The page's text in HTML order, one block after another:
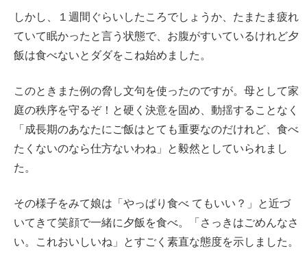
しかし、１週間ぐらいしたころでしょうか、たまたま疲れ
ていて眠かったと言う状態で、お腹がすいているけれど夕
飯は食べないとダダをこね始めました。
このときまた例の脅し文句を使ったのですが。母として家
庭の秩序を守るぞ！と硬く決意を固め、動揺することなく
「成長期のあなたにご飯はとても重要なのだけれど、食べ
たくないのなら仕方ないわね」と毅然としていられまし
た。
その様子をみて娘は「やっぱり食べ てもいい？」と近づ
いてきて笑顔で一緒に夕飯を食べ。「さっきはごめんなさ
い。これおいしいね」とすごく素直な態度を示しました。